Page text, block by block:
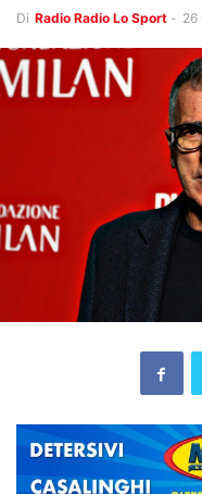
Di Radio Radio Lo Sport - 26